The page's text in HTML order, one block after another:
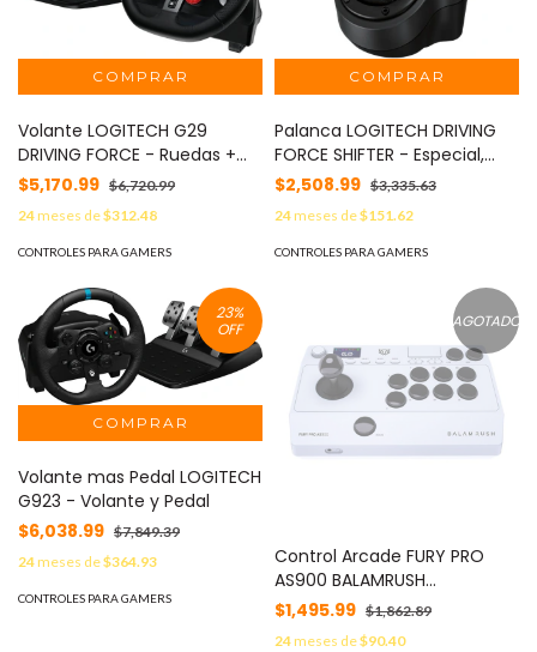
Volante LOGITECH G29
DRIVING FORCE - Ruedas +
Pedales, PlayStation 4,
Playstation 3, Alámbrico,
Negro
$5,170.99 $6,720.99
24meses de$312.48
CONTROLES PARA GAMERS
Palanca LOGITECH DRIVING
FORCE SHIFTER - Especial,
PlayStation 4, Xbox One,
Alámbrico, Negro
$2,508.99 $3,335.63
24meses de$151.62
CONTROLES PARA GAMERS
23%
OFF
Volante mas Pedal LOGITECH
G923 - Volante y Pedal
$6,038.99 $7,849.39
24meses de$364.93
CONTROLES PARA GAMERS
AGOTADO
Control Arcade FURY PRO
AS900 BALAMRUSH
Conectividad: Bluetooth 5.0
+ Alámbrico -
$1,495.99 $1,862.89
24meses de$90.40